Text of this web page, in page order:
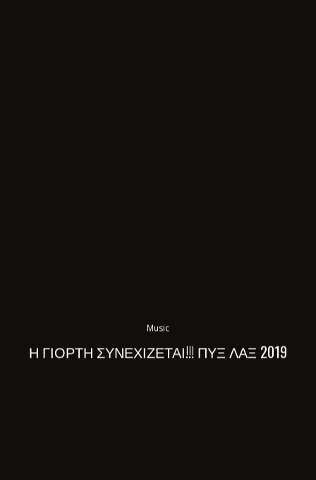
Music
Η ΓΙΟΡΤΗ ΣΥΝΕΧΙΖΕΤΑΙ!!! ΠΥΞ ΛΑΞ 2019